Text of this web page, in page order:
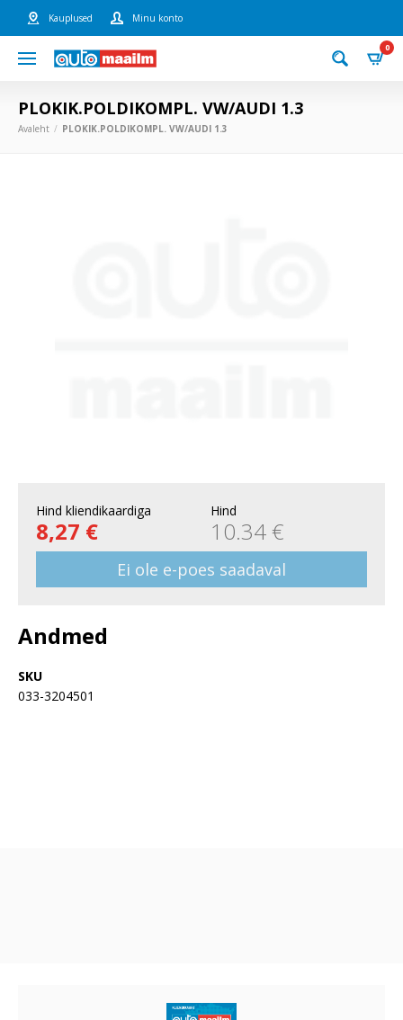
Kauplused Minu konto
0
PLOKIK.POLDIKOMPL. VW/AUDI 1.3
Avaleht PLOKIK.POLDIKOMPL. VW/AUDI 1.3
Hind kliendikaardiga
8,27 €
Hind
10.34 €
Ei ole e-poes saadaval
Andmed
SKU
033-3204501